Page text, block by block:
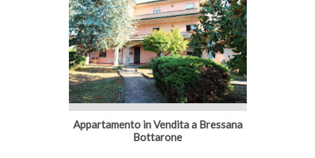
Appartamento in Vendita a Bressana
Bottarone